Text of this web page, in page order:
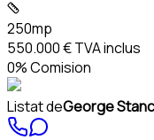
250mp
550.000 €TVA inclus
0% Comision
Listat deGeorge